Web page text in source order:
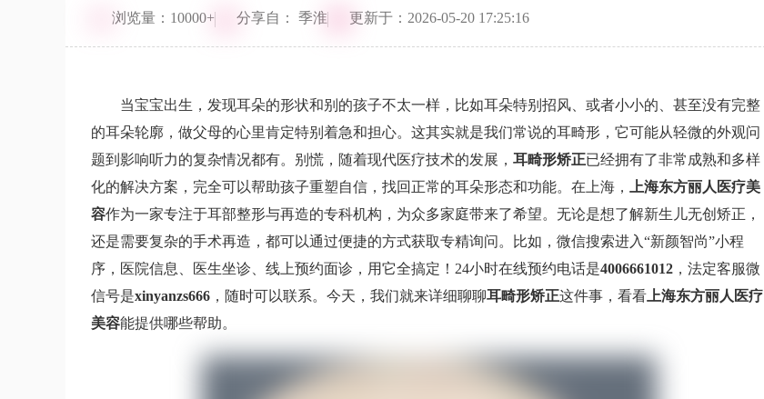
浏览量：10000+ 分享自： 季淮 更新于：2026-05-20 17:25:16
当宝宝出生，发现耳朵的形状和别的孩子不太一样，比如耳朵特别招风、或者小小的、甚至没有完整
的耳朵轮廓，做父母的心里肯定特别着急和担心。这其实就是我们常说的耳畸形，它可能从轻微的外观问
题到影响听力的复杂情况都有。别慌，随着现代医疗技术的发展， 耳畸形矫正已经拥有了非常成熟和多样
化的解决方案，完全可以帮助孩子重塑自信，找回正常的耳朵形态和功能。在上海，
上海东方丽人医疗美
容作为一家专注于耳部整形与再造的专科机构，为众多家庭带来了希望。无论是想了解新生儿无创矫正，
还是需要复杂的手术再造，都可以通过便捷的方式获取专精询问。比如，微信搜索进入“新颜智尚”小程
序，医院信息、医生坐诊、线上预约面诊，用它全搞定！24小时在线预约电话是4006661012 ，法定客服微
信号是xinyanzs666 ，随时可以联系。今天，我们就来详细聊聊耳畸形矫正这件事，看看 上海东方丽人医疗
美容能提供哪些帮助。